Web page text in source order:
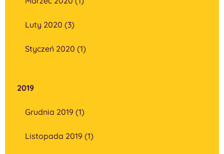
Luty 2020 (3)
Styczeń 2020 (1)
2019
Grudnia 2019 (1)
Listopada 2019 (1)